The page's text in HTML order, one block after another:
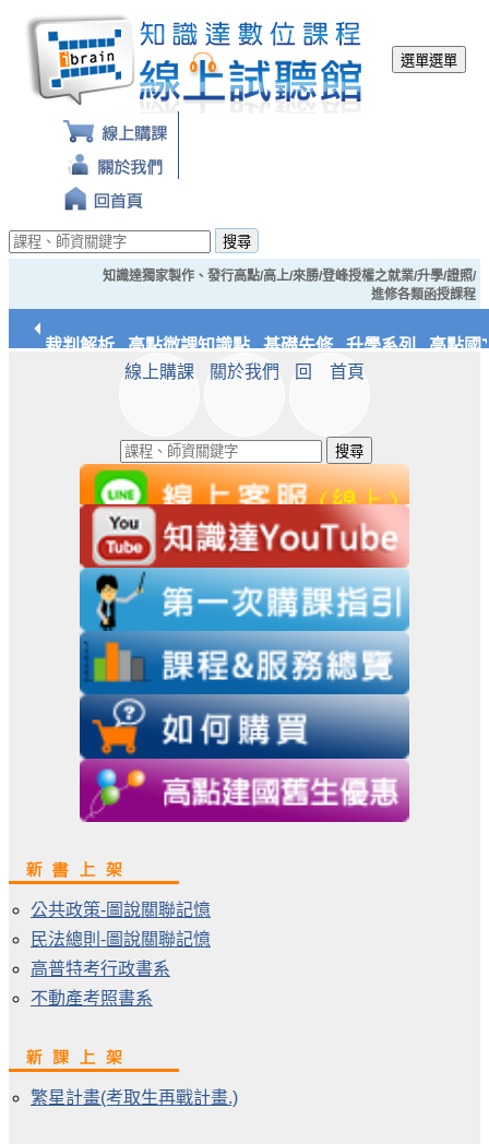
選單選單
搜尋
知識達獨家製作、發行高點/高上/來勝/登峰授權之就業/升學/證照/
進修各類函授課程
經典裁判解析 高點微課知識點 基礎先修 升學系列 高點國
知識達文化
線上購課 關於我們 回 首頁
搜尋
公共政策-圖說關聯記憶
民法總則-圖說關聯記憶
高普特考行政書系
不動產考照書系
繁星計畫(考取生再戰計畫.)